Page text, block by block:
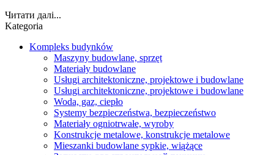
Читати далі...
Kategoria
Kompleks budynków
Maszyny budowlane, sprzęt
Materiały budowlane
Usługi architektoniczne, projektowe i budowlane
Usługi architektoniczne, projektowe i budowlane
Woda, gaz, ciepło
Systemy bezpieczeństwa, bezpieczeństwo
Materiały ogniotrwałe, wyroby
Konstrukcje metalowe, konstrukcje metalowe
Mieszanki budowlane sypkie, wiążące